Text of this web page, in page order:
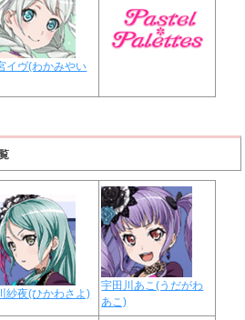
イヴ(わかみやい
紗夜(ひかわさよ)
宇田川あこ(うだがわ
あこ)